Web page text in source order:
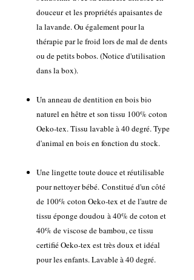
douceur et les propriétés apaisantes de
la lavande. Ou également pour la
thérapie par le froid lors de mal de dents
ou de petits bobos. (Notice d'utilisation
dans la box).
Un anneau de dentition en bois bio
naturel en hêtre et son tissu 100% coton
Oeko-tex. Tissu lavable à 40 degré. Type
d'animal en bois en fonction du stock.
Une lingette toute douce et réutilisable
pour nettoyer bébé. Constitué d'un côté
de 100% coton Oeko-tex et de l'autre de
tissu éponge doudou à 40% de coton et
40% de viscose de bambou, ce tissu
certifié Oeko-tex est très doux et idéal
pour les enfants. Lavable à 40 degré.